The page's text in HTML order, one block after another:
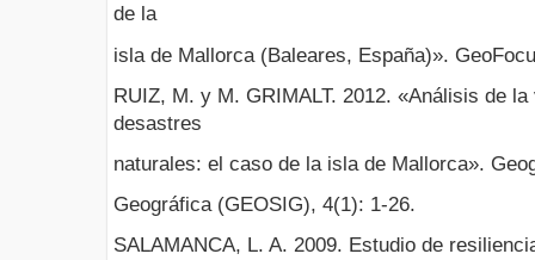
de la
isla de Mallorca (Baleares, España)».
RUIZ, M. y M. GRIMALT. 2012. «Análisis de
desastres
naturales: el caso de la isla de Mallorca».
Geográfica (GEOSIG), 4(1): 1-26.
SALAMANCA, L. A. 2009. Estudio de